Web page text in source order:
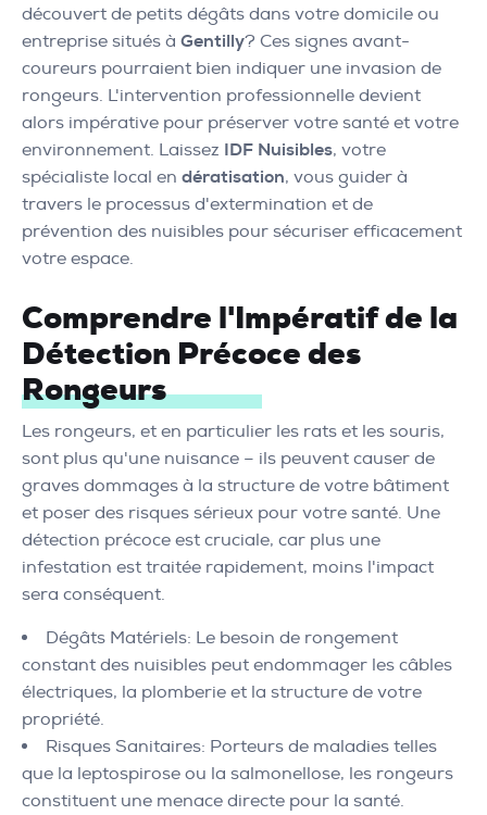
découvert de petits dégâts dans votre domicile ou
entreprise situés à Gentilly? Ces signes avant-
coureurs pourraient bien indiquer une invasion de
rongeurs. L'intervention professionnelle devient
alors impérative pour préserver votre santé et votre
environnement. Laissez IDF Nuisibles, votre
spécialiste local en dératisation, vous guider à
travers le processus d'extermination et de
prévention des nuisibles pour sécuriser efficacement
votre espace.
Comprendre l'Impératif de la
Détection Précoce des
Rongeurs
Les rongeurs, et en particulier les rats et les souris,
sont plus qu'une nuisance – ils peuvent causer de
graves dommages à la structure de votre bâtiment
et poser des risques sérieux pour votre santé. Une
détection précoce est cruciale, car plus une
infestation est traitée rapidement, moins l'impact
sera conséquent.
Dégâts Matériels: Le besoin de rongement
constant des nuisibles peut endommager les câbles
électriques, la plomberie et la structure de votre
propriété.
Risques Sanitaires: Porteurs de maladies telles
que la leptospirose ou la salmonellose, les rongeurs
constituent une menace directe pour la santé.